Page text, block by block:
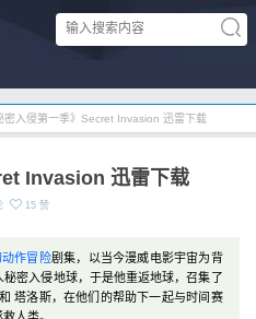
密入侵第一季》Secret Invasion 迅雷下载
Invasion 迅雷下载
15 赞
动作冒险剧集，以当今漫威电影宇宙为背
密入侵地球，于是他重返地球，召集了
塔洛斯，在他们的帮助下一起与时间赛